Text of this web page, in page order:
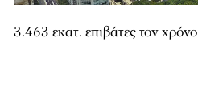
3.463 εκατ. επιβάτες τον χρόνο